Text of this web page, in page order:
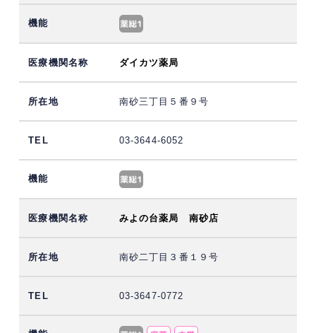
ダイカツ薬局
南砂三丁目５番９号
03-3644-6052
みよの台薬局 南砂店
南砂二丁目３番１９号
03-3647-0772